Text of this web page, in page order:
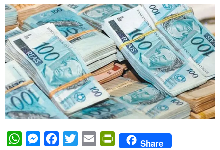
WhatsAppMessengerFacebook
Twitter Email PrintFriendly
Share